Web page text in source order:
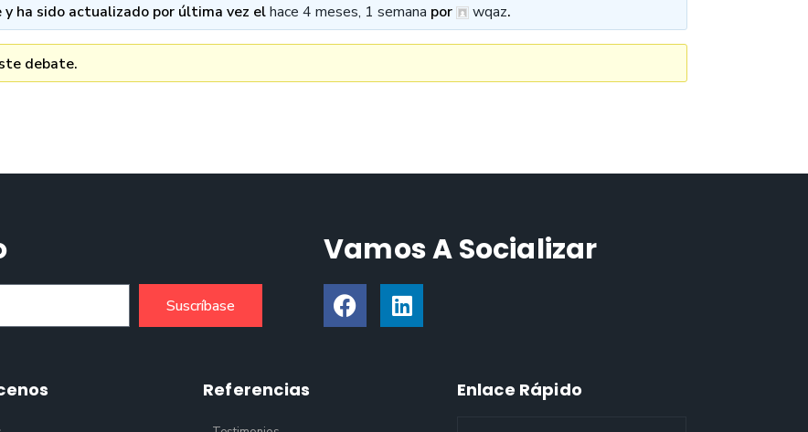
ha sido actualizado por última vez elhace 4 meses, 1 semana por wqaz.
debate.
Suscríbase
Vamos A Socializar
Referencias Enlace Rápido